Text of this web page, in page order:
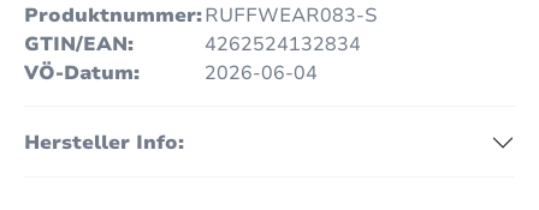
Produktnummer:RUFFWEAR083-S
GTIN/EAN:
4262524132834
VÖ-Datum:
2026-06-04
Hersteller Info: